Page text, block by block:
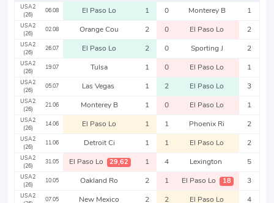
USA2
(26)
06.08 El Paso Lo 1 0 Monterey B 1
USA2
(26)
02.08 Orange Cou 2 0 El Paso Lo 2
USA2
(26)
26.07 El Paso Lo 2 0 Sporting J 2
USA2
(26)
19.07 Tulsa 1 0 El Paso Lo 1
USA2
(26)
05.07 Las Vegas 1 2 El Paso Lo 3
USA2
(26)
21.06 Monterey B 1 0 El Paso Lo 1
USA2
(26)
14.06 El Paso Lo 1 1 Phoenix Ri 2
USA2
(26)
11.06 Detroit Ci 1 1 El Paso Lo 2
USA2
(26)
31.05 El Paso Lo 29,62 1 4 Lexington 5
USA2
(26)
10.05 Oakland Ro 2 1 El Paso Lo 18 3
USA2
07.05 New Mexico 2 2 El Paso Lo 4